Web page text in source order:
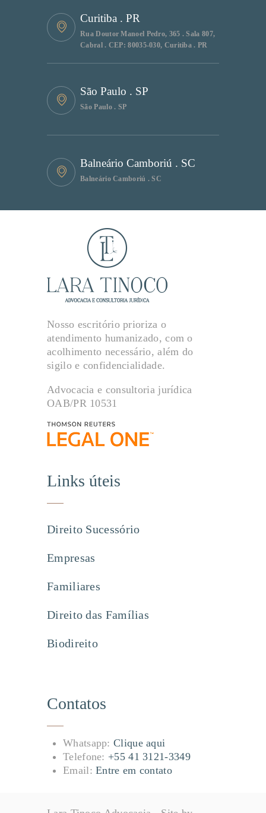
Curitiba . PR
Rua Doutor Manoel Pedro, 365 . Sala 807,
Cabral . CEP: 80035-030, Curitiba . PR
São Paulo . SP
São Paulo . SP
Balneário Camboriú . SC
Balneário Camboriú . SC
Nosso escritório prioriza o
atendimento humanizado, com o
acolhimento necessário, além do
sigilo e confidencialidade.
Advocacia e consultoria jurídica
OAB/PR 10531
Links úteis
Direito Sucessório
Empresas
Familiares
Direito das Famílias
Biodireito
Contatos
Whatsapp:Clique aqui
Telefone: +55 41 3121-3349
Email:Entre em contato